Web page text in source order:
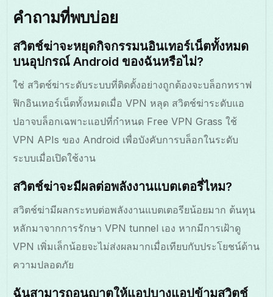
คำถามที่พบบ่อย
สวิตช์ฆ่าจะหยุดกิจกรรมนอินเทอร์เน็ตทั้งหมด
บนอุปกรณ์ Android ของฉันหรือไม่?
ใช่ สวิตช์ฆ่าระดับระบบที่ติดตั้งอย่างถูกต้องจะบล็อกทราฟ
ฟิกอินเทอร์เน็ตทั้งหมดเมื่อ VPN หลุด สวิตช์ฆ่าระดับแอ
ปอาจบล็อกเฉพาะแอปที่กำหนด Free VPN Grass ใช้
VPN APIs ของ Android เพื่อบังคับการบล็อกในระดับ
ระบบเมื่อเปิดใช้งาน
สวิตช์ฆ่าจะมีผลต่อพลังงานแบตเตอรี่ไหม?
สวิตช์ฆ่ามีผลกระทบต่อพลังงานแบตเตอรียน้อยมาก ต้นทุน
หลักมาจากการรักษา VPN tunnel เอง หากมีการเฝ้าดู
VPN เพิ่มเล็กน้อยจะไม่ส่งผลมากเมื่อเทียบกับประโยชน์ด้าน
ความปลอดภัย
ฉันสามารถอนุญาตให้แอปบางแอปข้ามสวิตช์